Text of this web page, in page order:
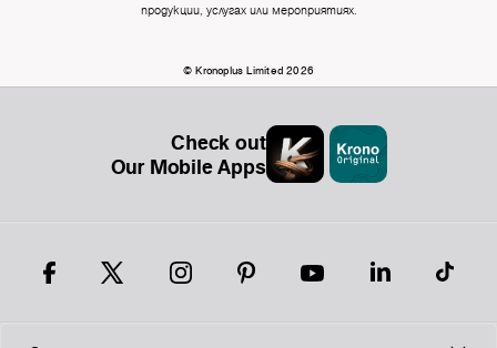
продукции, услугах или мероприятиях.
© Kronoplus Limited 2026
Check out
Our Mobile Apps